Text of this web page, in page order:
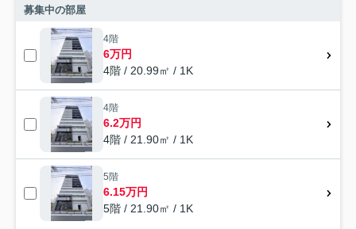
募集中の部屋
4階
6万円
4階 / 20.99㎡ / 1K
4階
6.2万円
4階 / 21.90㎡ / 1K
5階
6.15万円
5階 / 21.90㎡ / 1K